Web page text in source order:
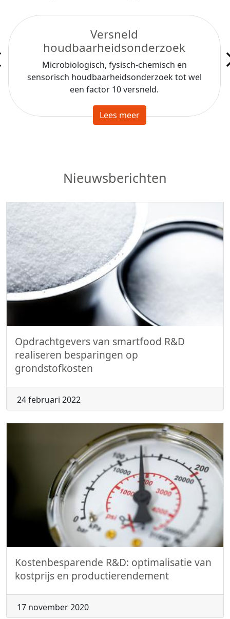
Versneld
houdbaarheidsonderzoek
Microbiologisch, fysisch-chemisch en
sensorisch houdbaarheidsonderzoek tot wel
een factor 10 versneld.
Lees meer
Nieuwsberichten
Opdrachtgevers van smartfood R&D
realiseren besparingen op
grondstofkosten
24 februari 2022
Kostenbesparende R&D: optimalisatie van
kostprijs en productierendement
17 november 2020